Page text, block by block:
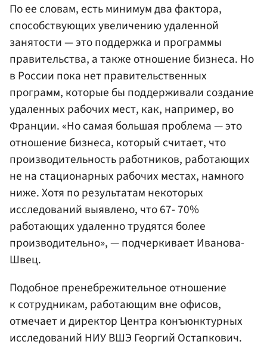
По ее словам, есть минимум два фактора,
способствующих увеличению удаленной
занятости — это поддержка и программы
правительства, а также отношение бизнеса. Но
в России пока нет правительственных
программ, которые бы поддерживали создание
удаленных рабочих мест, как, например, во
Франции. «Но самая большая проблема — это
отношение бизнеса, который считает, что
производительность работников, работающих
не на стационарных рабочих местах, намного
ниже. Хотя по результатам некоторых
исследований выявлено, что 67- 70%
работающих удаленно трудятся более
производительно», — подчеркивает Иванова-
Швец.
Подобное пренебрежительное отношение
к сотрудникам, работающим вне офисов,
отмечает и директор Центра конъюнктурных
исследований НИУ ВШЭ Георгий Остапкович.